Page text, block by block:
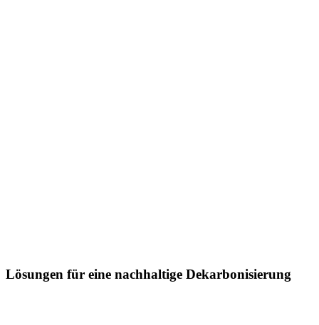
Lösungen für eine nachhaltige Dekarbonisierung